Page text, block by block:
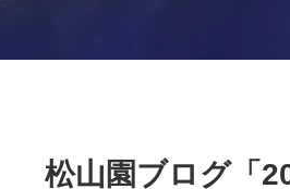
松山園ブログ「